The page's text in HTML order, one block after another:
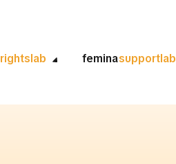
rightslab feminasupportlab